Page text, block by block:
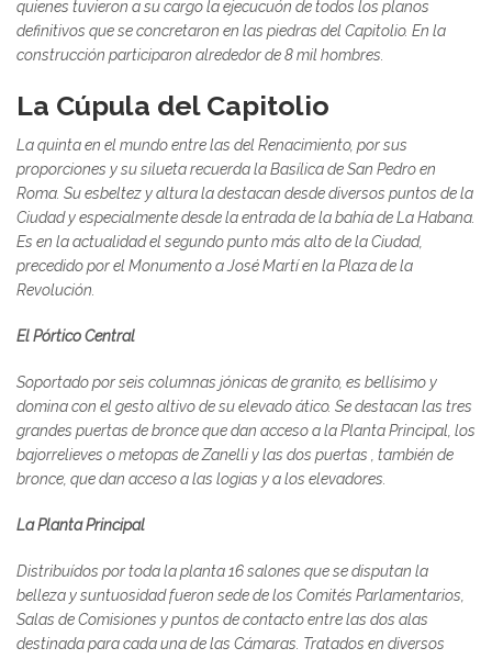
quienes tuvieron a su cargo la ejecucuón de todos los planos
definitivos que se concretaron en las piedras del Capitolio. En la
construcción participaron alrededor de 8 mil hombres.
La Cúpula del Capitolio
La quinta en el mundo entre las del Renacimiento, por sus
proporciones y su silueta recuerda la Basílica de San Pedro en
Roma. Su esbeltez y altura la destacan desde diversos puntos de la
Ciudad y especialmente desde la entrada de la bahía de La Habana.
Es en la actualidad el segundo punto más alto de la Ciudad,
precedido por el Monumento a José Martí en la Plaza de la
Revolución.
El Pórtico Central
Soportado por seis columnas jónicas de granito, es bellísimo y
domina con el gesto altivo de su elevado ático. Se destacan las tres
grandes puertas de bronce que dan acceso a la Planta Principal, los
bajorrelieves o metopas de Zanelli y las dos puertas , también de
bronce, que dan acceso a las logias y a los elevadores.
La Planta Principal
Distribuídos por toda la planta 16 salones que se disputan la
belleza y suntuosidad fueron sede de los Comités Parlamentarios,
Salas de Comisiones y puntos de contacto entre las dos alas
destinada para cada una de las Cámaras. Tratados en diversos